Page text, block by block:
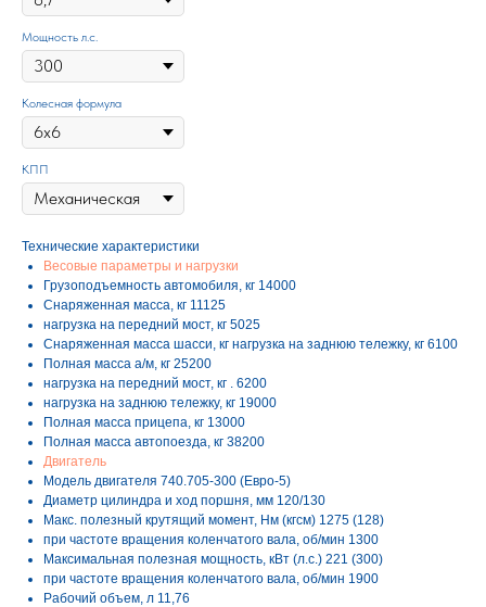
Мощность л.с.
Колесная формула
КПП
Технические характеристики
Весовые параметры и нагрузки
Грузоподъемность автомобиля, кг 14000
Снаряженная масса, кг 11125
нагрузка на передний мост, кг 5025
Снаряженная масса шасси, кг нагрузка на заднюю тележку, кг 6100
Полная масса а/м, кг 25200
нагрузка на передний мост, кг . 6200
нагрузка на заднюю тележку, кг 19000
Полная масса прицепа, кг 13000
Полная масса автопоезда, кг 38200
Двигатель
Модель двигателя 740.705-300 (Евро-5)
Диаметр цилиндра и ход поршня, мм 120/130
Макс. полезный крутящий момент, Нм (кгсм) 1275 (128)
при частоте вращения коленчатого вала, об/мин 1300
Максимальная полезная мощность, кВт (л.с.) 221 (300)
при частоте вращения коленчатого вала, об/мин 1900
Рабочий объем, л 11,76